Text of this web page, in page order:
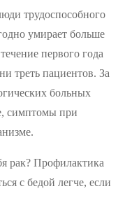
трудоспособного
умирает больше
первого года
треть пациентов. За
больных
симптомы при
рак? Профилактика
с бедой легче, если